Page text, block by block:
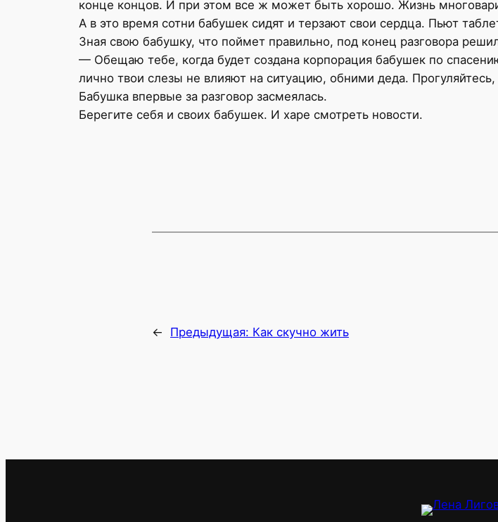
конце концов. И при этом все ж может быть хорошо. Жизнь
А в это время сотни бабушек сидят и терзают свои сердца. Пьют
Зная свою бабушку, что поймет правильно, под конец разговора
— Обещаю тебе, когда будет создана корпорация бабушек по
лично твои слезы не влияют на ситуацию, обними деда.
Бабушка впервые за разговор засмеялась.
Берегите себя и своих бабушек. И харе смотреть новости.
← Предыдущая: Как скучно жить